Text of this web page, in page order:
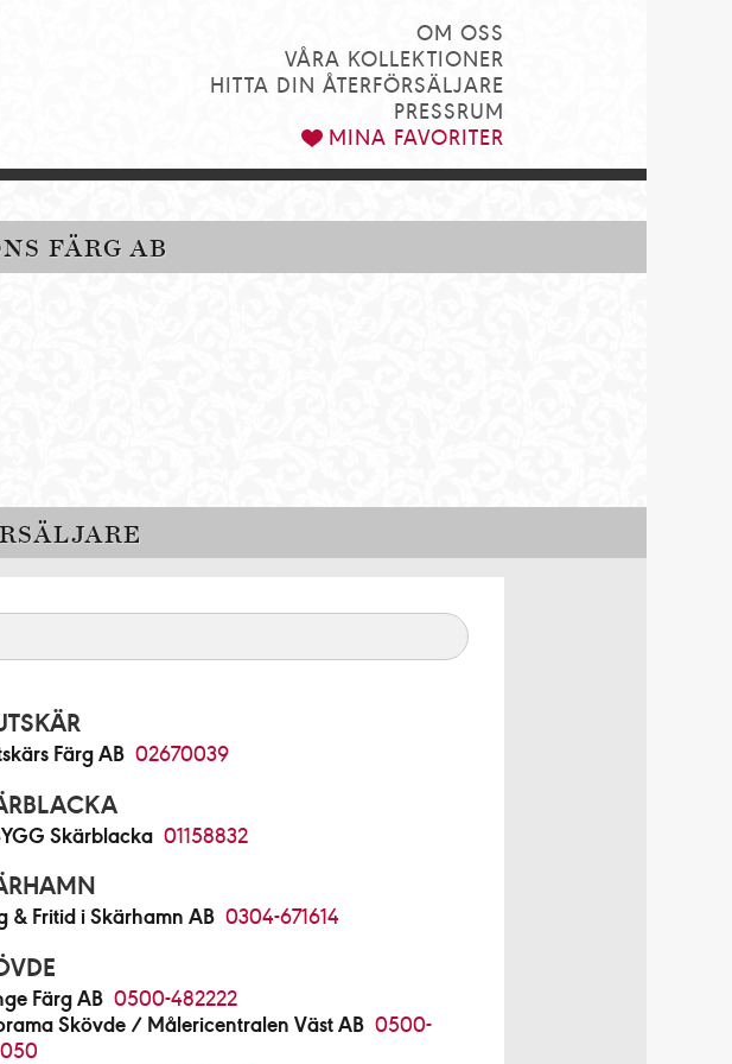
OM OSS
VÅRA KOLLEKTIONER
HITTA DIN ÅTERFÖRSÄLJARE
PRESSRUM
MINA FAVORITER
FÄRG AB
Färg AB 02670039
Skärblacka 01158832
& Fritid i Skärhamn AB 0304-671614
Färg AB 0500-482222
Skövde / Målericentralen Väst AB 0500-